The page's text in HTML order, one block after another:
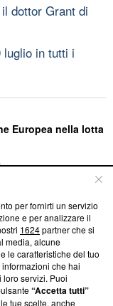
dottor Grant di
luglio in tutti i
Europea nella lotta
su Blasting
ci impegniamo a
aderenza a
News non è
di farne
una verifica di
per fornirti un servizio
e per analizzare il
1624partner che si
media, alcune
le caratteristiche del tuo
che hai
servizi. Puoi
“Accetta tutti”
tue scelte, anche